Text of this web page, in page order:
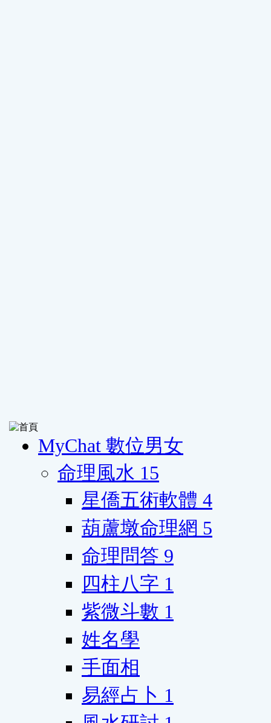
MyChat 數位男女
命理風水 15
星僑五術軟體 4
葫蘆墩命理網 5
命理問答 9
四柱八字 1
紫微斗數 1
姓名學
手面相
易經占卜 1